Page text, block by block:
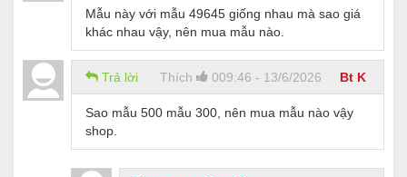
Mẫu này với mẫu 49645 giống nhau mà sao giá
khác nhau vậy, nên mua mẫu nào.
Bt K
Trả lời Thích 009:46 - 13/6/2026
Sao mẫu 500 mẫu 300, nên mua mẫu nào vậy
shop.